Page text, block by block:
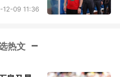
还聊到中国足协出台的
但是张导带我们打99年
岁，李铁、张玉宁和曲
12-09 11:36
热文